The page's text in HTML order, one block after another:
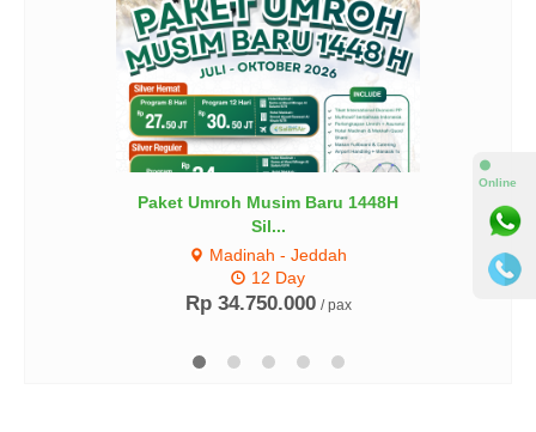
Paket Umroh Musim Baru 1448H
Sil...
Madinah - Jeddah
12 Day
Rp 34.750.000 / pax
⚫
Online